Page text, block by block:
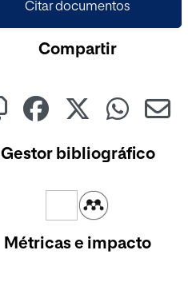
Citar documentos
Compartir
Gestor bibliográfico
Métricas e impacto